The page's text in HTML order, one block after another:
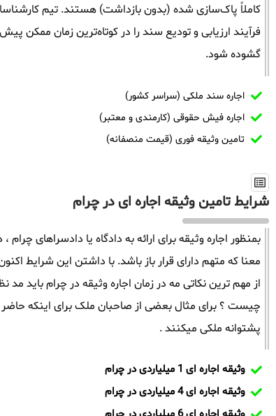
کاملاً پاک‌سازی شده (بدون بازداشت) هستند. تیم
فرآیند ارزیابی و تودیع سند را در کوتاه‌ترین زمان ممکن
گشوده شود.
اجاره سند ملکی (سراسر کشور)
اجاره فیش حقوقی (کارمندی و معتبر)
تامین وثیقه فوری (قیمت منصفانه)
شرایط تامین وثیقه اجاره ای در چرام
بمنظور اجاره وثیقه برای ارائه به دادگاه یا دادسراهای
معنا که متهم دارای قرار باز باشد. با داشتن این شرایط
از مهم ترین نکاتی مه در زمان اجاره وثیقه در چرام
چیست ؟ برای مثال بعضی از صاحبان ملک برای اینکه
پشتوانه ملکی میکنند .
وثیقه اجاره ای 1 میلیاردی در چرام
وثیقه اجاره ای 4 میلیاردی در چرام